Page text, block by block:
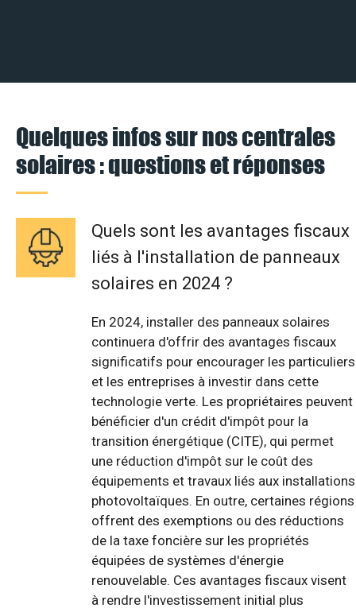
Quelques infos sur nos centrales
solaires : questions et réponses
Quels sont les avantages fiscaux
liés à l'installation de panneaux
solaires en 2024 ?
En 2024, installer des panneaux solaires
continuera d'offrir des avantages fiscaux
significatifs pour encourager les particuliers
et les entreprises à investir dans cette
technologie verte. Les propriétaires peuvent
bénéficier d'un crédit d'impôt pour la
transition énergétique (CITE), qui permet
une réduction d'impôt sur le coût des
équipements et travaux liés aux installations
photovoltaïques. En outre, certaines régions
offrent des exemptions ou des réductions
de la taxe foncière sur les propriétés
équipées de systèmes d'énergie
renouvelable. Ces avantages fiscaux visent
à rendre l'investissement initial plus